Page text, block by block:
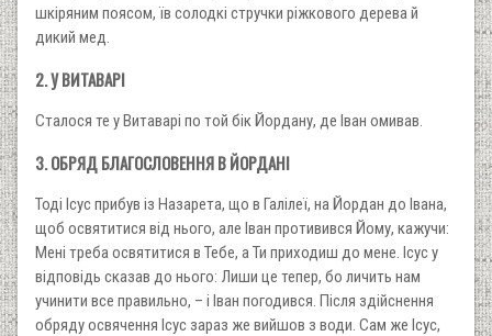
шкіряним поясом, їв солодкі стручки ріжкового дерева й
дикий мед.
2. У ВИТАВАРІ
Сталося те у Витаварі по той бік Йордану, де Іван омивав.
3. ОБРЯД БЛАГОСЛОВЕННЯ В ЙОРДАНІ
Тоді Ісус прибув із Назарета, що в Галілеї, на Йордан до Івана,
щоб освятитися від нього, але Іван противився Йому, кажучи:
Мені треба освятитися в Тебе, а Ти приходиш до мене. Ісус у
відповідь сказав до нього: Лиши це тепер, бо личить нам
учинити все правильно, – і Іван погодився. Після здійснення
обряду освячення Ісус зараз же вийшов з води. Сам же Ісус,